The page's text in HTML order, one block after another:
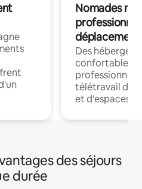
Nomades
déplacement
Des
confortables
professionnels
télétravail
et d'espaces
des séjours
durée